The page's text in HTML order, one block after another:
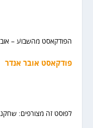
הפודקאסט מהשבוע –
פודקאסט אובר אנדר
לפוסט זה מצורפים: